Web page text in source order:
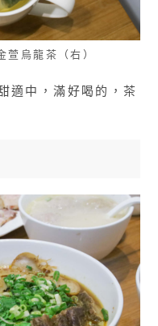
烏龍茶（右）
適中，滿好喝的，茶